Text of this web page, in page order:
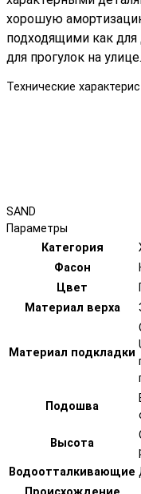
хорошую
подходящими как
для прогулок на улице.
Технические
SAND
Параметры
Категория
Фасон
Цвет
Материал верха
Материал подкладки
Подошва
Высота
Водоотталкивающие